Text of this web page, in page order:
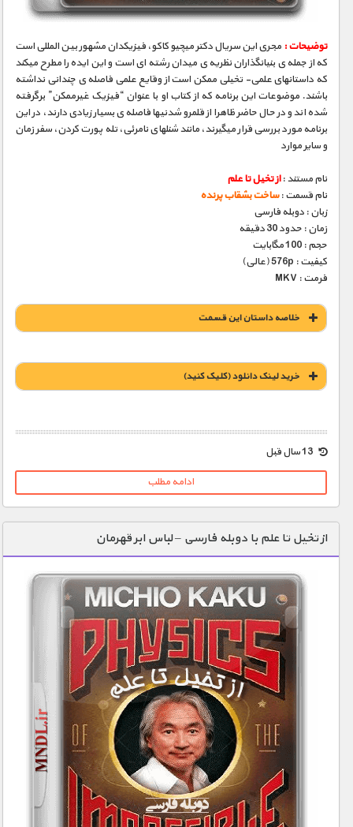
توضیحات : مجری­ این سریال دکتر میچیو کاکو، فیزیکدان مشهور بین­ المللی است
که از جمله­ ی بنیانگذاران نظریه­ ی میدان رشته ­ای است و این ایده را مطرح می­کند
که داستانهای علمی- تخیلی ممکن است از وقایع علمی فاصله­ ی چندانی نداشته
باشند. موضوعات این برنامه که از کتاب او با عنوان “فیزیک غیرممکن” برگرفته
شده­ اند و در حال حاضر ظاهرا از قلمرو شدنی­ها فاصله­ ی بسیار زیادی دارند، در این
برنامه مورد بررسی قرار می­گیرند، مانند شنلهای نامرئی، تله­ پورت کردن، سفر زمان
و سایر موارد
نام مستند :از تخیل تا علم
نام قسمت :ساخت بشقاب پرنده
زبان : دوبله فارسی
زمان : حدود 30 دقیقه
حجم : 100 مگابایت
کیفیت : 576p (عالی)
فرمت : MKV
خلاصه داستان این قسمت
خريد لينک دانلود (کليک کنيد)
1900 تومان – خريد لينک دانلود (افزودن به سبد خريد)
ادامه مطلب
از تخیل تا علم با دوبله فارسی – لباس ابر قهرمان